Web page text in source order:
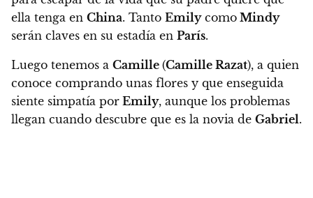
ella tenga en China. Tanto Emilycomo Mindy
serán claves en su estadía en París.
Luego tenemos a Camille (Camille Razat), a quien
conoce comprando unas flores y que enseguida
siente simpatía por Emily, aunque los problemas
llegan cuando descubre que es la novia de Gabriel.